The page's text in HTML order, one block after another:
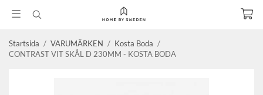
Startsida / VARUMÄRKEN / Kosta Boda /
CONTRAST VIT SKÅL D 230MM - KOSTA BODA